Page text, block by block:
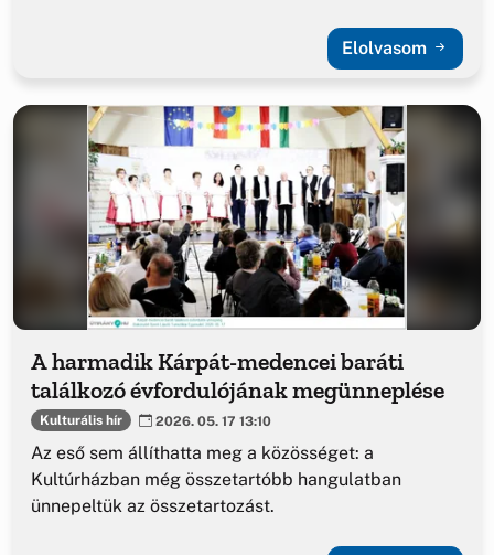
Elolvasom
A harmadik Kárpát-medencei baráti
találkozó évfordulójának megünneplése
Kulturális hír 2026. 05. 17 13:10
Az eső sem állíthatta meg a közösséget: a
Kultúrházban még összetartóbb hangulatban
ünnepeltük az összetartozást.